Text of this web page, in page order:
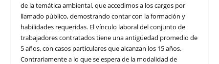
de la temática ambiental, que accedimos a los cargos por
llamado público, demostrando contar con la formación y
habilidades requeridas. El vínculo laboral del conjunto de
trabajadores contratados tiene una antigüedad promedio de
5 años, con casos particulares que alcanzan los 15 años.
Contrariamente a lo que se espera de la modalidad de